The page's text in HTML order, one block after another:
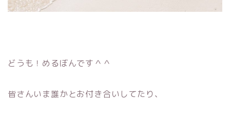
どうも！めるぼんです＾＾
皆さんいま誰かとお付き合いしてたり、